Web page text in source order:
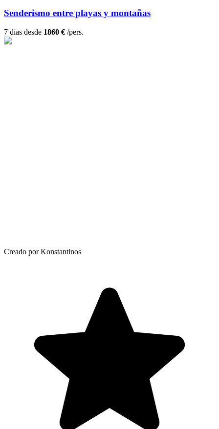
Senderismo entre playas y montañas
7 días desde 1860 € /pers.
Creado por Konstantinos